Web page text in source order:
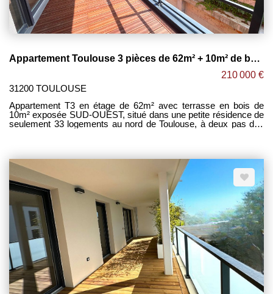
Appartement Toulouse 3 pièces de 62m² + 10m² de balcon + Parking !
210 000 €
31200 TOULOUSE
Appartement T3 en étage de 62m² avec terrasse en bois de
10m² exposée SUD-OUEST, situé dans une petite résidence de
seulement 33 logements au nord de Toulouse, à deux pas des
terrasse sans vis-à-vis. -2 grandes chambres avec placards
donnant chacune sur la terrasse. -Salle de bain avec sèche
serviettes et emplacement lave linge. -WC séparé. -Espace
cellier. -Place de parking avec accès sécurisé. -Possibilité de
personnaliser le logement. Maxime FONTENELLE LES CLEFS
DU NEUF